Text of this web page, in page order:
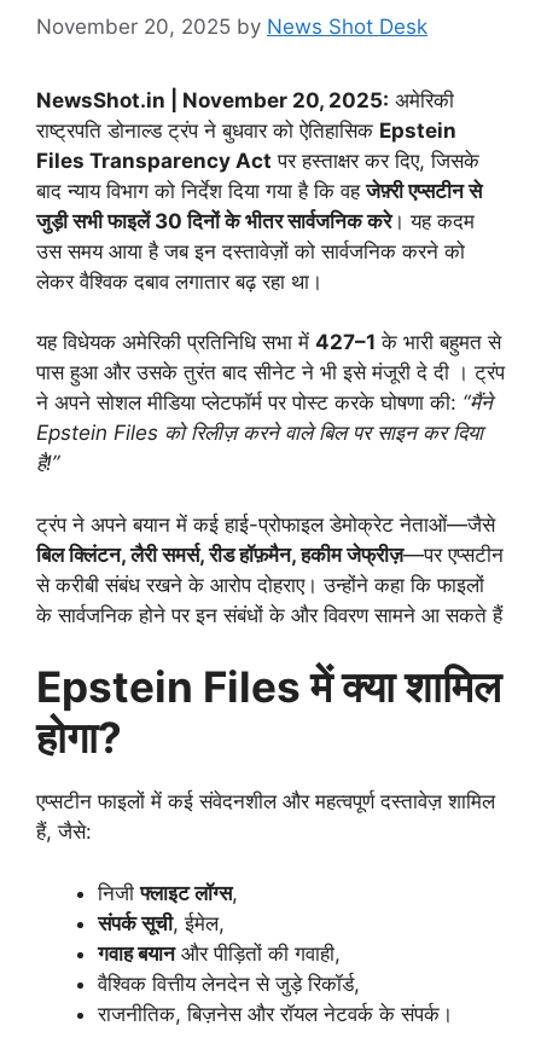
November 20, 2025 by News Shot Desk
NewsShot.in | November 20, 2025: अमेरिकी
राष्ट्रपति डोनाल्ड ट्रंप ने बुधवार को ऐतिहासिक Epstein
Files Transparency Act पर हस्ताक्षर कर दिए, जिसके
बाद न्याय विभाग को निर्देश दिया गया है कि वहजेफ़्री एप्सटीन से
जुड़ी सभी फाइलें 30दिनों के भीतर सार्वजनिक करे। यह कदम
उस समय आया है जब इन दस्तावेज़ों को सार्वजनिक करने को
लेकर वैश्विक दबाव लगातार बढ़ रहा था।
यह विधेयक अमेरिकी प्रतिनिधि सभा में 427–1 के भारी बहुमत से
पास हुआ और उसके तुरंत बाद सीनेट ने भी इसे मंजूरी दे दी । ट्रंप
ने अपने सोशल मीडिया प्लेटफॉर्म पर पोस्ट करके घोषणा की: “मैंने
Epstein Files को रिलीज़ करने वाले बिल पर साइन कर दिया
है!”
ट्रंप ने अपने बयान में कई हाई-प्रोफाइल डेमोक्रेट नेताओं—जैसे
बिल क्लिंटन,लैरी समर्स,रीड हॉफ़मैन,हकीम जेफ्रीज़—पर एप्सटीन
से करीबी संबंध रखने के आरोप दोहराए। उन्होंने कहा कि फाइलों
के सार्वजनिक होने पर इन संबंधों के और विवरण सामने आ सकते हैं
Epstein Filesमें क्या शामिल
होगा?
एप्सटीन फाइलों में कई संवेदनशील और महत्वपूर्ण दस्तावेज़ शामिल
हैं, जैसे:
निजीफ्लाइट लॉग्स,
संपर्क सूची, ईमेल,
गवाह बयानऔर पीड़ितों की गवाही,
वैश्विक वित्तीय लेनदेन से जुड़े रिकॉर्ड,
राजनीतिक, बिज़नेस और रॉयल नेटवर्क के संपर्क।